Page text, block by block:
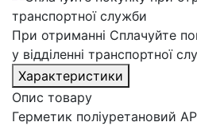
При отриманні Сплачуйте
у відділенні транспортної
Характеристики
Опис товару
Герметик поліуретановий